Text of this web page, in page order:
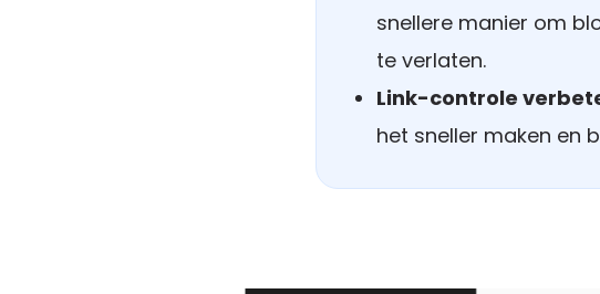
snellere manier om
te verlaten.
Link-controle
het sneller maken en